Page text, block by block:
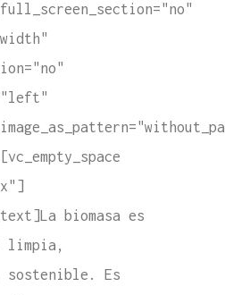
biomasa es
limpia,
sostenible. Es